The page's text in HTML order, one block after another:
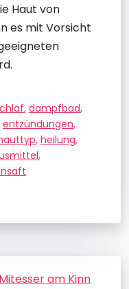
Haut von
es mit Vorsicht
, dampfbad,
entzündungen,
, heilung,
,
am Kinn